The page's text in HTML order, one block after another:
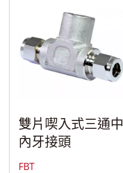
雙片喫入式三通中
內牙接頭
FBT